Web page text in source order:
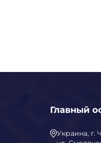
Главный
Украина, г.